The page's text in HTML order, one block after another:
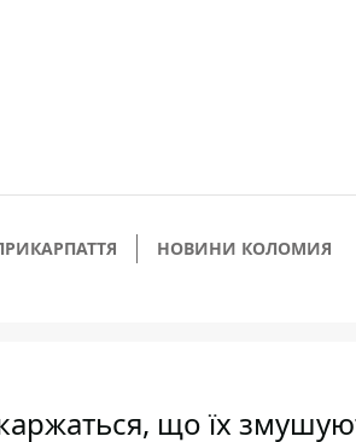
НОВИНИ КОЛОМИЯ
що їх